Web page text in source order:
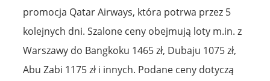
promocja Qatar Airways, która potrwa przez 5
kolejnych dni. Szalone ceny obejmują loty m.in. z
Warszawy do Bangkoku 1465 zł, Dubaju 1075 zł,
Abu Zabi 1175 zł i innych. Podane ceny dotyczą